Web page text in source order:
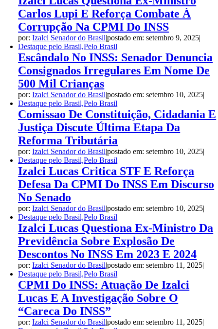
Carlos Lupi E Reforça Combate À
Corrupção Na CPMI Do INSS
por:Izalci Senador do Brasil|postado em: setembro 9, 2025|
Destaque pelo Brasil,Pelo Brasil
Escândalo No INSS: Senador Denuncia
Consignados Irregulares Em Nome De
500 Mil Crianças
por:Izalci Senador do Brasil|postado em: setembro 10, 2025|
Destaque pelo Brasil,Pelo Brasil
Comissao De Constituição, Cidadania E
Justiça Discute Última Etapa Da
Reforma Tributária
por:Izalci Senador do Brasil|postado em: setembro 10, 2025|
Destaque pelo Brasil,Pelo Brasil
Izalci Lucas Critica STF E Reforça
Defesa Da CPMI Do INSS Em Discurso
No Senado
por:Izalci Senador do Brasil|postado em: setembro 10, 2025|
Destaque pelo Brasil,Pelo Brasil
Izalci Lucas Questiona Ex-Ministro Da
Previdência Sobre Explosão De
Descontos No INSS Em 2023 E 2024
por:Izalci Senador do Brasil|postado em: setembro 11, 2025|
Destaque pelo Brasil,Pelo Brasil
CPMI Do INSS: Atuação De Izalci
Lucas E A Investigação Sobre O
“Careca Do INSS”
por:Izalci Senador do Brasil|postado em: setembro 11, 2025|